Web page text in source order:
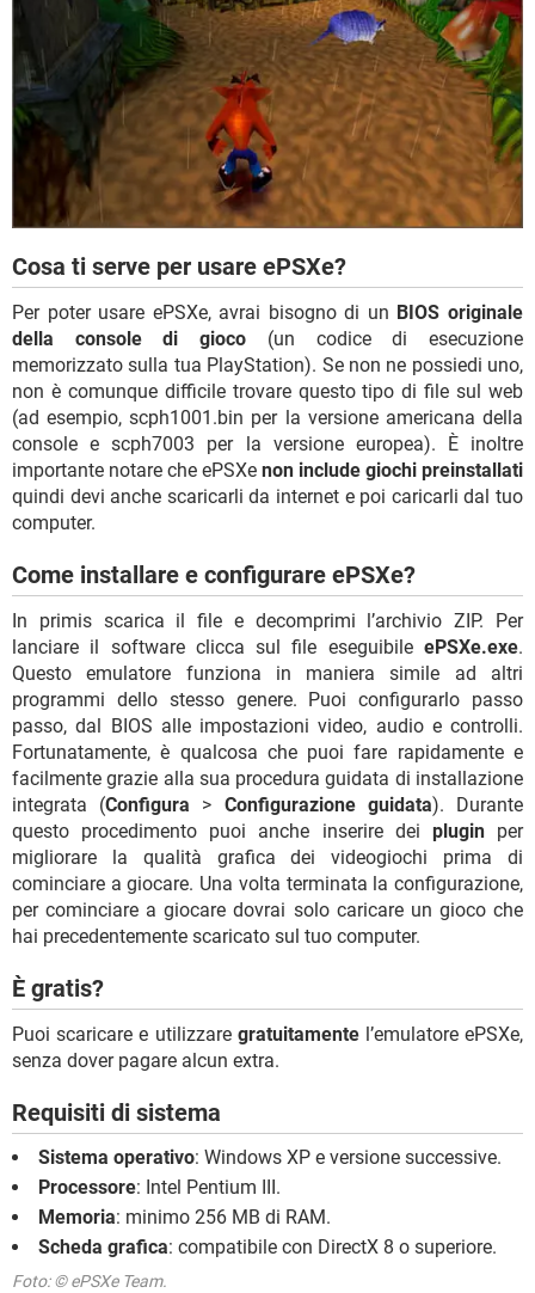
Cosa ti serve per usare ePSXe?
Per poter usare ePSXe, avrai bisogno di un BIOS originale
della console di gioco (un codice di esecuzione
memorizzato sulla tua PlayStation). Se non ne possiedi uno,
non è comunque difficile trovare questo tipo di file sul web
(ad esempio, scph1001.bin per la versione americana della
console e scph7003 per la versione europea). È inoltre
importante notare che ePSXe non include giochi preinstallati
quindi devi anche scaricarli da internet e poi caricarli dal tuo
computer.
Come installare e configurare ePSXe?
In primis scarica il file e decomprimi l’archivio ZIP. Per
lanciare il software clicca sul file eseguibile ePSXe.exe.
Questo emulatore funziona in maniera simile ad altri
programmi dello stesso genere. Puoi configurarlo passo
passo, dal BIOS alle impostazioni video, audio e controlli.
Fortunatamente, è qualcosa che puoi fare rapidamente e
facilmente grazie alla sua procedura guidata di installazione
integrata (Configura > Configurazione guidata). Durante
questo procedimento puoi anche inserire dei pluginper
migliorare la qualità grafica dei videogiochi prima di
cominciare a giocare. Una volta terminata la configurazione,
per cominciare a giocare dovrai solo caricare un gioco che
hai precedentemente scaricato sul tuo computer.
È gratis?
Puoi scaricare e utilizzare gratuitamentel’emulatore ePSXe,
senza dover pagare alcun extra.
Requisiti di sistema
Sistema operativo: Windows XP e versione successive.
Processore: Intel Pentium III.
Memoria: minimo 256 MB di RAM.
Scheda grafica: compatibile con DirectX 8 o superiore.
Foto: © ePSXe Team.